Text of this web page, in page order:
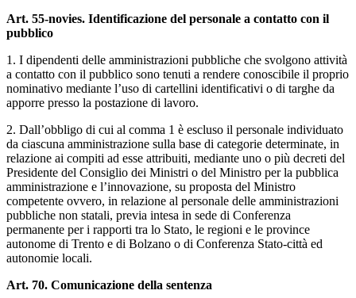
Art. 55-novies. Identificazione del personale a contatto con il
pubblico
1. I dipendenti delle amministrazioni pubbliche che svolgono attività
a contatto con il pubblico sono tenuti a rendere conoscibile il proprio
nominativo mediante l’uso di cartellini identificativi o di targhe da
apporre presso la postazione di lavoro.
2. Dall’obbligo di cui al comma 1 è escluso il personale individuato
da ciascuna amministrazione sulla base di categorie determinate, in
relazione ai compiti ad esse attribuiti, mediante uno o più decreti del
Presidente del Consiglio dei Ministri o del Ministro per la pubblica
amministrazione e l’innovazione, su proposta del Ministro
competente ovvero, in relazione al personale delle amministrazioni
pubbliche non statali, previa intesa in sede di Conferenza
permanente per i rapporti tra lo Stato, le regioni e le province
autonome di Trento e di Bolzano o di Conferenza Stato-città ed
autonomie locali.
Art. 70. Comunicazione della sentenza